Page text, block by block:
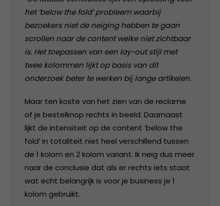
het ‘below the fold’ probleem waarbij
bezoekers niet de neiging hebben te gaan
scrollen naar de content welke niet zichtbaar
is. Het toepassen van een lay-out stijl met
twee kolommen lijkt op basis van dit
onderzoek beter te werken bij lange artikelen.
Maar ten koste van het zien van de reclame
of je bestelknop rechts in beeld. Daarnaast
lijkt de intensiteit op de content ‘below the
fold’ in totaliteit niet heel verschillend tussen
de 1 kolom en 2 kolom variant. Ik neig dus meer
naar de conclusie dat als er rechts iets staat
wat echt belangrijk is voor je business je 1
kolom gebruikt.